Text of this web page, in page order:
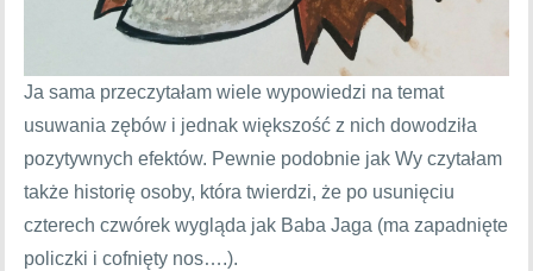
Ja sama przeczytałam wiele wypowiedzi na temat
usuwania zębów i jednak większość z nich dowodziła
pozytywnych efektów. Pewnie podobnie jak Wy czytałam
także historię osoby, która twierdzi, że po usunięciu
czterech czwórek wygląda jak Baba Jaga (ma zapadnięte
policzki i cofnięty nos….).